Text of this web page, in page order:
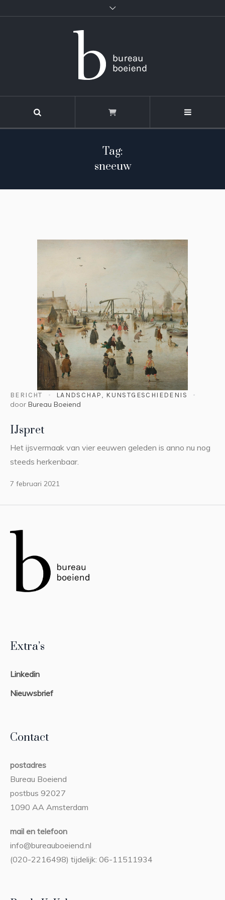
Tag:
sneeuw
BERICHT LANDSCHAP, KUNSTGESCHIEDENIS
door Bureau Boeiend
IJspret
Het ijsvermaak van vier eeuwen geleden is anno nu nog
steeds herkenbaar.
7 februari 2021
Extra’s
Linkedin
Nieuwsbrief
Contact
postadres
Bureau Boeiend
postbus 92027
1090 AA Amsterdam
mail en telefoon
info@bureauboeiend.nl
(020-2216498) tijdelijk: 06-11511934